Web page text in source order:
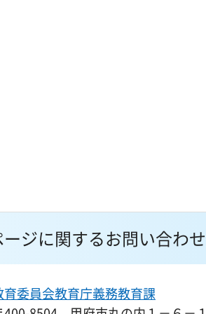
ージに関するお問い合わ
育委員会教育庁義務教育課